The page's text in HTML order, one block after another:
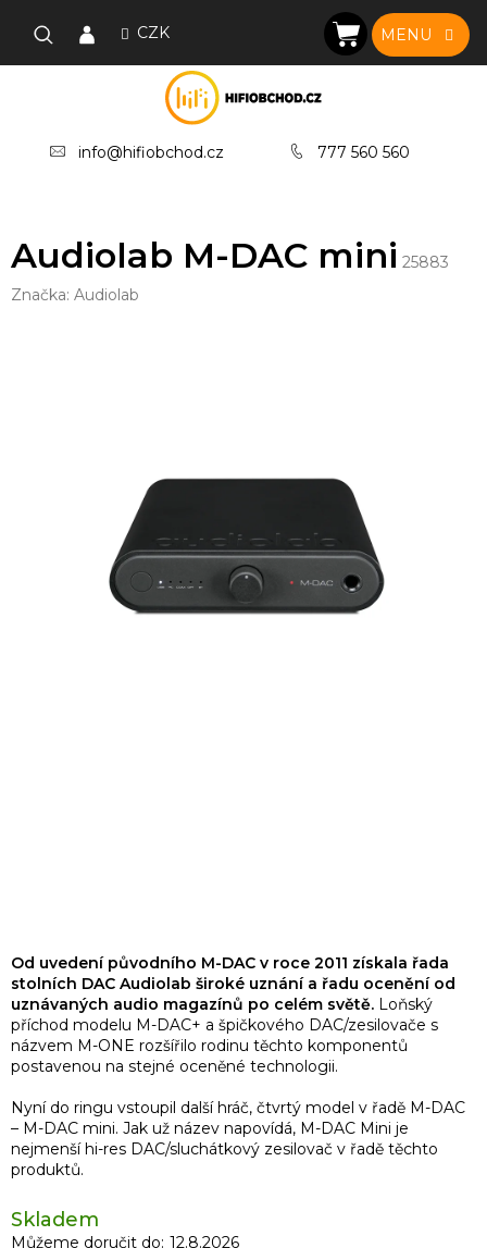
CZK
info@hifiobchod.cz 777 560 560
NÁKUPNÍ
KOŠÍK
Audiolab M-DAC mini 25883
Značka: Audiolab
Skladem
Můžeme doručit do: 12.8.2026
Od uvedení původního M-DAC v roce 2011 získala řada
stolních DAC Audiolab široké uznání a řadu ocenění od
uznávaných audio magazínů po celém světě. Loňský
příchod modelu M-DAC+ a špičkového DAC/zesilovače s
názvem M-ONE rozšířilo rodinu těchto komponentů
postavenou na stejné oceněné technologii.
Nyní do ringu vstoupil další hráč, čtvrtý model v řadě M-DAC
– M-DAC mini. Jak už název napovídá, M-DAC Mini je
nejmenší hi-res DAC/sluchátkový zesilovač v řadě těchto
produktů.